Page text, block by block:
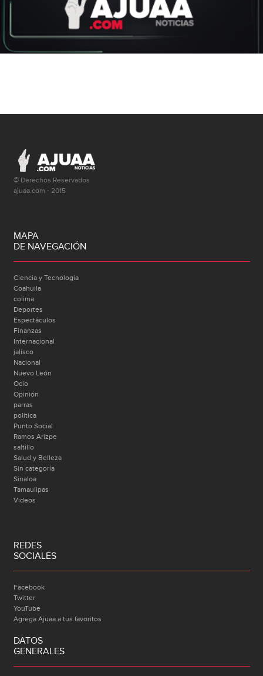
© Derechos Reservados
ajuaa.com - 2015
MAPA
DE NAVEGACIÓN
Ciencia y Tecnología
Coahuila
colima
Deportes
Espectáculos
Finanzas
Internacional
jalisco
Nacional
Nuevo León
Ocio
Opinión
parras
politica
Punto Social
Ramos Arizpe
saltillo
Salud y Belleza
Sin categoría
Sinaloa
Tamaulipas
Videos
REDES
SOCIALES
Facebook
Twitter
YouTube
Agrega Ajuaa a tus favoritos
DATOS
GENERALES